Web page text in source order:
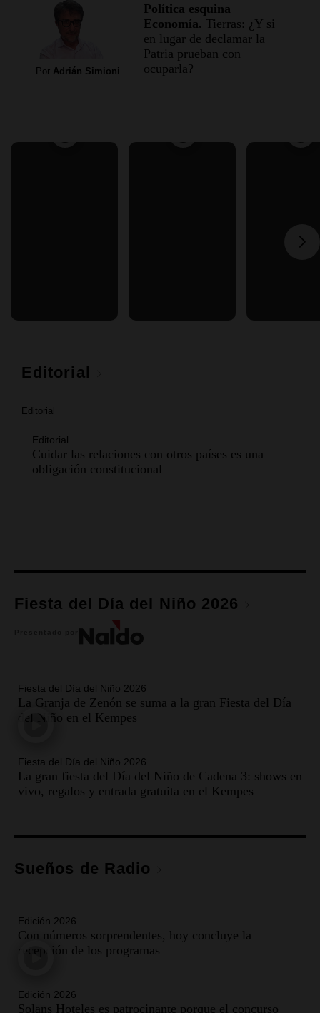
Por Adrián Simioni
Política esquina
Economía. Tierras: ¿Y si
en lugar de declamar la
Patria prueban con
ocuparla?
Editorial
Editorial
Editorial
Cuidar las relaciones con otros países es una
obligación constitucional
Fiesta del Día del Niño 2026
Fiesta del Día del Niño 2026
La Granja de Zenón se suma a la gran Fiesta del Día
del Niño en el Kempes
Fiesta del Día del Niño 2026
La gran fiesta del Día del Niño de Cadena 3: shows en
vivo, regalos y entrada gratuita en el Kempes
Sueños de Radio
Edición 2026
Con números sorprendentes, hoy concluye la
recepción de los programas
Edición 2026
Solans Hoteles es patrocinante porque el concurso